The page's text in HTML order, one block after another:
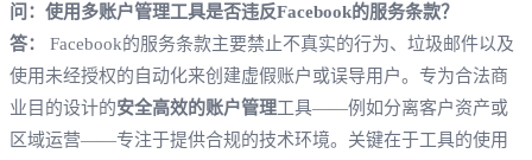
问：使用多账户管理工具是否违反Facebook的服务条款？
答：
Facebook的服务条款主要禁止不真实的行为、垃圾邮件以及
使用未经授权的自动化来创建虚假账户或误导用户。专为合法商
业目的设计的安全高效的账户管理工具——例如分离客户资产或
区域运营——专注于提供合规的技术环境。关键在于工具的使用